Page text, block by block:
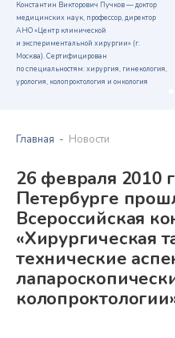
Константин Викторович Пучков — доктор
медицинских наук, профессор, директор
АНО «Центр клинической
и экспериментальной хирургии» (г.
Москва). Сертифицирован
по специальностям: хирургия, гинекология,
урология, колопроктология и онкология
Главная Новости
26 февраля 2010
Петербурге
Всероссийская
«Хирургическая
технические